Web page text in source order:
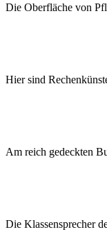
Die Oberfläche von
Hier sind
Am reich gedeckten
Die Klassensprecher